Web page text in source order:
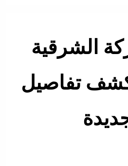
الشرقية
تفاصيل